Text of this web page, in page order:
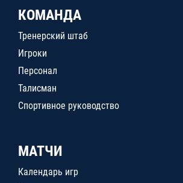
КОМАНДА
Тренерский штаб
Игроки
Персонал
Талисман
Спортивное руководство
МАТЧИ
Календарь игр